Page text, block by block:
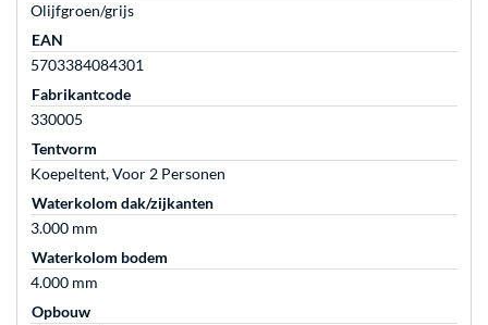
Olijfgroen/grijs
EAN
5703384084301
Fabrikantcode
330005
Tentvorm
Koepeltent, Voor 2 Personen
Waterkolom dak/zijkanten
3.000 mm
Waterkolom bodem
4.000 mm
Opbouw